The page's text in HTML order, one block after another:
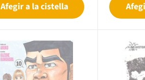
Afegir a la cistella